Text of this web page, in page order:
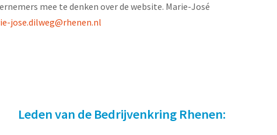
mee te denken over de website. Marie-José
jose.dilweg@rhenen.nl
Leden van de Bedrijvenkring Rhenen: